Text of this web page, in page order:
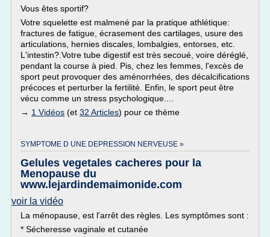
Vous êtes sportif?
Votre squelette est malmené par la pratique athlétique:
fractures de fatigue, écrasement des cartilages, usure des
articulations, hernies discales, lombalgies, entorses, etc.
L'intestin?.Votre tube digestif est très secoué, voire déréglé,
pendant la course à pied. Pis, chez les femmes, l'excès de
sport peut provoquer des aménorrhées, des décalcifications
précoces et perturber la fertilité. Enfin, le sport peut être
vécu comme un stress psychologique....
→ 1 Vidéos (et 32 Articles) pour ce thème
SYMPTOME D UNE DEPRESSION NERVEUSE »
Gelules vegetales cacheres pour la
Menopause du
www.lejardindemaimonide.com
voir la vidéo
La ménopause, est l'arrêt des règles. Les symptômes sont :
* Sécheresse vaginale et cutanée